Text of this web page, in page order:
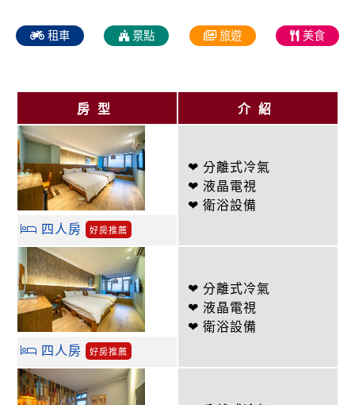
租車 景點 旅遊 美食
房型 介紹
❤ 分離式冷氣
❤ 液晶電視
❤ 衛浴設備
四人房
好房推薦
❤ 分離式冷氣
❤ 液晶電視
❤ 衛浴設備
四人房
好房推薦